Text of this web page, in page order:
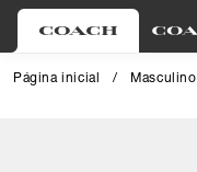
Página inicial / Masculino